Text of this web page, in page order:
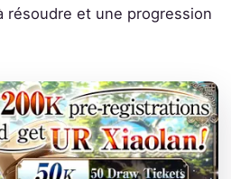
résoudre et une progression